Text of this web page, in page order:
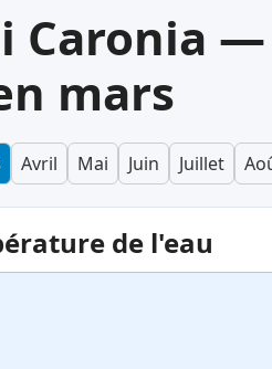
Caronia
mars
Avril Mai Juin Juillet
de l'eau